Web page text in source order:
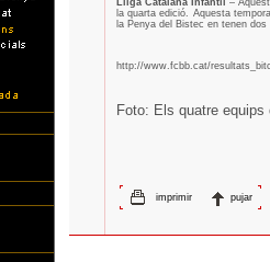
Lliga Catalana Infantil
–
la quarta edició. Aquesta
la Penya del Bistec en tenen
http://www.fcbb.cat/
Foto: Els quatre
imprimir pujar